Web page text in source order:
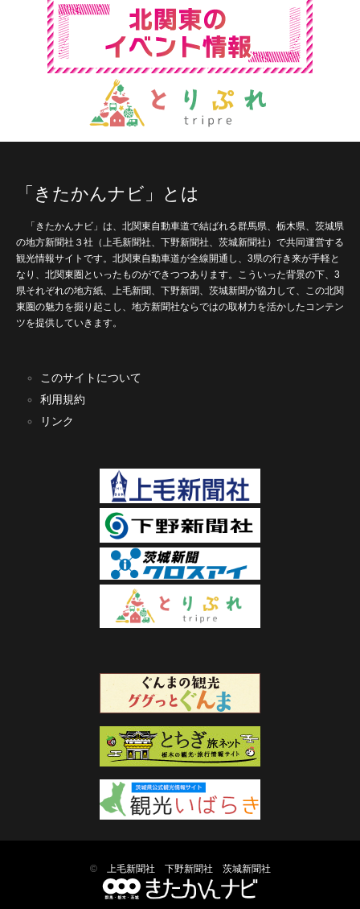
「きたかんナビ」とは
「きたかんナビ」は、北関東自動車道で結ばれる群馬県、栃木県、茨城県
の地方新聞社３社（上毛新聞社、下野新聞社、茨城新聞社）で共同運営する
観光情報サイトです。北関東自動車道が全線開通し、3県の行き来が手軽と
なり、北関東圏といったものができつつあります。こういった背景の下、3
県それぞれの地方紙、上毛新聞、下野新聞、茨城新聞が協力して、この北関
東圏の魅力を掘り起こし、地方新聞社ならではの取材力を活かしたコンテン
ツを提供していきます。
このサイトについて
利用規約
リンク
© 上毛新聞社 下野新聞社 茨城新聞社